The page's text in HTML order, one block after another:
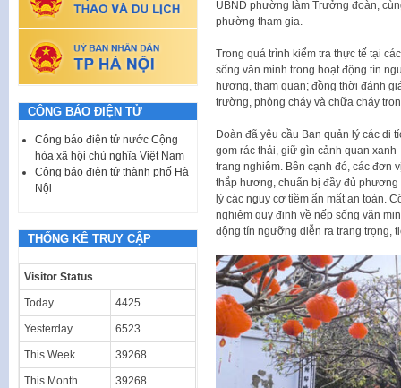
UBND phường làm Trưởng đoàn,
phường tham gia.
Trong quá trình kiểm tra thực tế tại
sống văn minh trong hoạt động tín
hương, tham quan; đồng thời đánh
trường, phòng cháy và chữa cháy
Đoàn đã yêu cầu Ban quản lý các di
gom rác thải, giữ gìn cảnh quan
trang nghiêm. Bên cạnh đó, các đơn
thắp hương, chuẩn bị đầy đủ
lý các nguy cơ tiềm ẩn mất an toàn.
nghiêm quy định về nếp sống văn
động tín ngưỡng diễn ra trang trọng,
CÔNG BÁO ĐIỆN TỬ
Công báo điện tử nước Cộng
hòa xã hội chủ nghĩa Việt Nam
Công báo điện tử thành phố Hà
Nội
THỐNG KÊ TRUY CẬP
Visitor Status
Today 4425
Yesterday 6523
This Week 39268
This Month 39268